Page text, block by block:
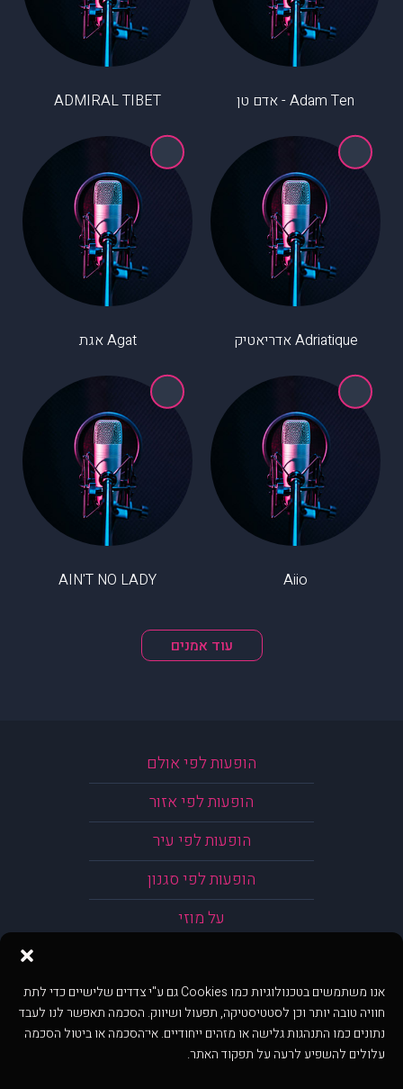
אנו משתמשים בטכנולוגיות כמו Cookies גם ע"י צדדים שלישיים כדי לתת
חוויה טובה יותר וכן לסטטיסטיקה, תפעול ושיווק. הסכמה תאפשר לנו לעבד
נתונים כמו התנהגות גלישה או מזהים ייחודיים. אי־הסכמה או ביטול הסכמה
עלולים להשפיע לרעה על תפקוד האתר.
Adam Ten - אדם טן ADMIRAL TIBET
Adriatique אדריאטיק Agat אגת
Aiio
AIN'T NO LADY
עוד אמנים
הופעות לפי אולם
הופעות לפי אזור
הופעות לפי עיר
הופעות לפי סגנון
על מוזי